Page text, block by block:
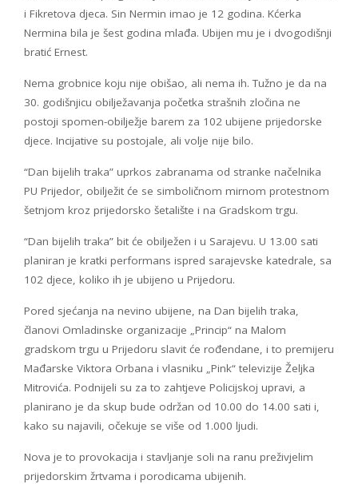
i Fikretova djeca. Sin Nermin imao je 12 godina. Kćerka
Nermina bila je šest godina mlađa. Ubijen mu je i dvogodišnji
bratić Ernest.
Nema grobnice koju nije obišao, ali nema ih. Tužno je da na
30. godišnjicu obilježavanja početka strašnih zločina ne
postoji spomen-obilježje barem za 102 ubijene prijedorske
djece. Incijative su postojale, ali volje nije bilo.
“Dan bijelih traka” uprkos zabranama od stranke načelnika
PU Prijedor, obilježit će se simboličnom mirnom protestnom
šetnjom kroz prijedorsko šetalište i na Gradskom trgu.
“Dan bijelih traka” bit će obilježen i u Sarajevu. U 13.00 sati
planiran je kratki performans ispred sarajevske katedrale, sa
102 djece, koliko ih je ubijeno u Prijedoru.
Pored sjećanja na nevino ubijene, na Dan bijelih traka,
članovi Omladinske organizacije „Princip“ na Malom
gradskom trgu u Prijedoru slavit će rođendane, i to premijeru
Mađarske Viktora Orbana i vlasniku „Pink“ televizije Željka
Mitrovića. Podnijeli su za to zahtjeve Policijskoj upravi, a
planirano je da skup bude održan od 10.00 do 14.00 sati i,
kako su najavili, očekuje se više od 1.000 ljudi.
Nova je to provokacija i stavljanje soli na ranu preživjelim
prijedorskim žrtvama i porodicama ubijenih.